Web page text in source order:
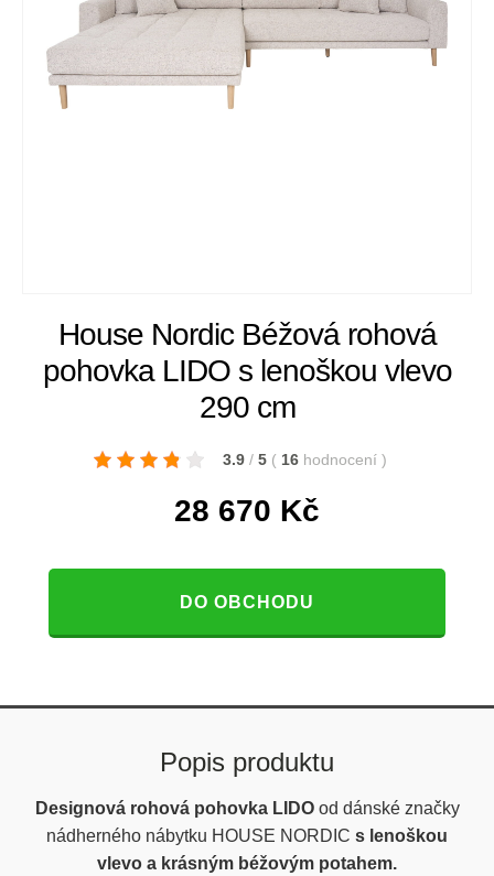
House Nordic Béžová rohová
pohovka LIDO s lenoškou vlevo
290 cm
3.9 / 5 ( 16 hodnocení )
28 670 Kč
DO OBCHODU
Popis produktu
Designová rohová pohovka LIDOod dánské značky
nádherného nábytku HOUSE NORDIC s lenoškou
vlevo a krásným béžovým potahem.